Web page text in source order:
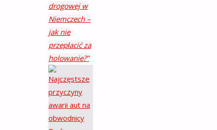
drogowej w
Niemczech –
jak nie
przepłacić za
holowanie?"